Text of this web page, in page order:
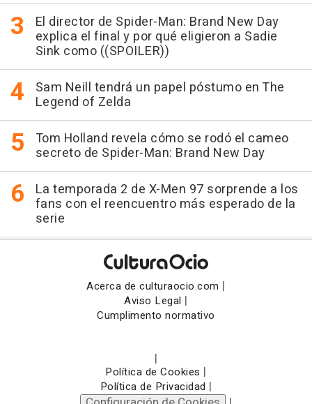
El director de Spider-Man: Brand New Day
explica el final y por qué eligieron a Sadie
Sink como ((SPOILER))
Sam Neill tendrá un papel póstumo en The
Legend of Zelda
Tom Holland revela cómo se rodó el cameo
secreto de Spider-Man: Brand New Day
La temporada 2 de X-Men 97 sorprende a los
fans con el reencuentro más esperado de la
serie
Acerca de culturaocio.com |
Aviso Legal |
Cumplimento normativo
|
Política de Cookies |
Política de Privacidad |